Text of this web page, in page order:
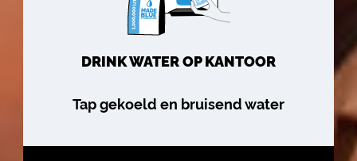
DRINK WATER OP KANTOOR
Tap gekoeld en bruisend water